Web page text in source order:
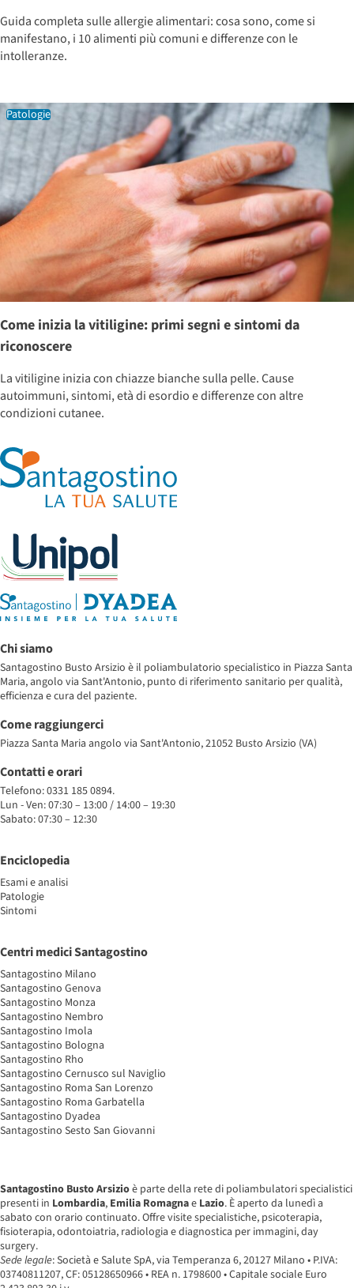
Guida completa sulle allergie alimentari: cosa sono, come si
manifestano, i 10 alimenti più comuni e differenze con le
intolleranze.
Come inizia la vitiligine: primi segni e sintomi da
riconoscere
La vitiligine inizia con chiazze bianche sulla pelle. Cause
autoimmuni, sintomi, età di esordio e differenze con altre
condizioni cutanee.
Patologie
Chi siamo
Santagostino Busto Arsizio è il poliambulatorio specialistico in Piazza Santa
Maria, angolo via Sant'Antonio, punto di riferimento sanitario per qualità,
efficienza e cura del paziente.
Come raggiungerci
Piazza Santa Maria angolo via Sant'Antonio, 21052 Busto Arsizio (VA)
Contatti e orari
Telefono: 0331 185 0894.
Lun - Ven: 07:30 – 13:00 / 14:00 – 19:30
Sabato: 07:30 – 12:30
Enciclopedia
Esami e analisi
Patologie
Sintomi
Centri medici Santagostino
Santagostino Milano
Santagostino Genova
Santagostino Monza
Santagostino Nembro
Santagostino Imola
Santagostino Bologna
Santagostino Rho
Santagostino Cernusco sul Naviglio
Santagostino Roma San Lorenzo
Santagostino Roma Garbatella
Santagostino Dyadea
Santagostino Sesto San Giovanni
Santagostino Busto Arsizioè parte della rete di poliambulatori specialistici
presenti in Lombardia, Emilia Romagnae Lazio. È aperto da lunedì a
sabato con orario continuato. Offre visite specialistiche, psicoterapia,
fisioterapia, odontoiatria, radiologia e diagnostica per immagini, day
surgery.
Sede legale: Società e Salute SpA, via Temperanza 6, 20127 Milano • P.IVA:
03740811207, CF: 05128650966 • REA n. 1798600 • Capitale sociale Euro